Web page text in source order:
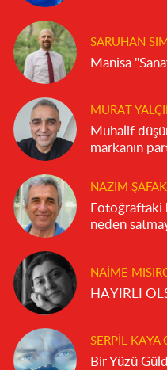
SARUHAN
Manisa
MURAT
Muhalif
markanın
NAZIM ŞAFAK
Fotoğraftaki
neden
NAIME
SERPIL KAYA
Bir Yüzü